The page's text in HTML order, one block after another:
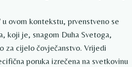
ovom kontekstu, prvenstveno se
koji je, snagom Duha Svetoga,
za cijelo čovječanstvo. Vrijedi
poruka izrečena na svetkovinu